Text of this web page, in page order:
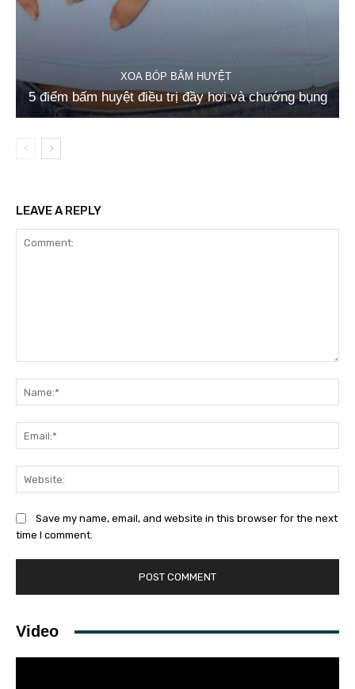
XOA BÓP BẤM HUYỆT
5 điểm bấm huyệt điều trị đầy hơi và chướng bụng
LEAVE A REPLY
Save my name, email, and website in this browser for the next
time I comment.
Video